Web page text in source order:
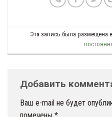
Эта запись была размещена в
Добавить
Ваш e-mail не будет
помечены *